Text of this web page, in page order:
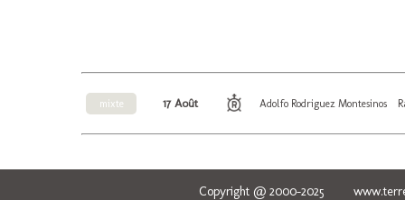
mixte 17 Août Adolfo Rodriguez Montesinos
Copyright @ 2000-2025